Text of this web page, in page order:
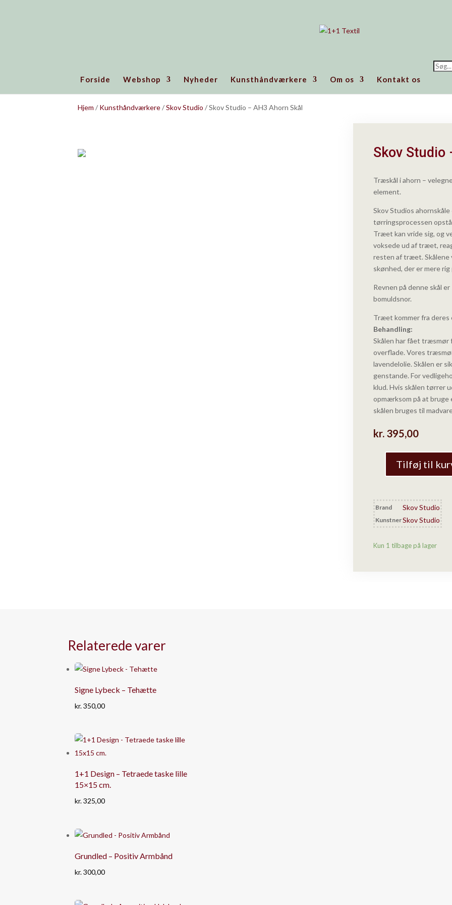
Forside Webshop Nyheder Kunsthåndværkere Om os Kontakt os
Hjem / Kunsthåndværkere/Skov Studio / Skov Studio – AH3 Ahorn Skål
Skov Studio
Træskål i ahorn –
element.
Skov Studios
tørringsprocessen
Træet kan vride sig, og
voksede ud af træet,
resten af træet.
skønhed, der er mere
Revnen på denne skål
bomuldsnor.
Træet kommer fra deres
Behandling:
Skålen har fået
overflade. Vores
lavendelolie. Skålen er
genstande. For
klud. Hvis skålen tørrer
opmærksom på at bruge
skålen bruges til
kr. 395,00
AH3
Ahorn
Skål
Tilføj til
Brand Skov Studio
KunstnerSkov Studio
Kun 1 tilbage på lager
Relaterede varer
Signe Lybeck – Tehætte
kr.350,00
1+1 Design – Tetraede taske lille
15×15 cm.
kr.325,00
Grundled – Positiv Armbånd
kr.300,00